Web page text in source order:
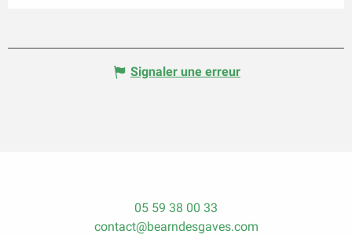
Signaler une erreur
05 59 38 00 33
contact@bearndesgaves.com